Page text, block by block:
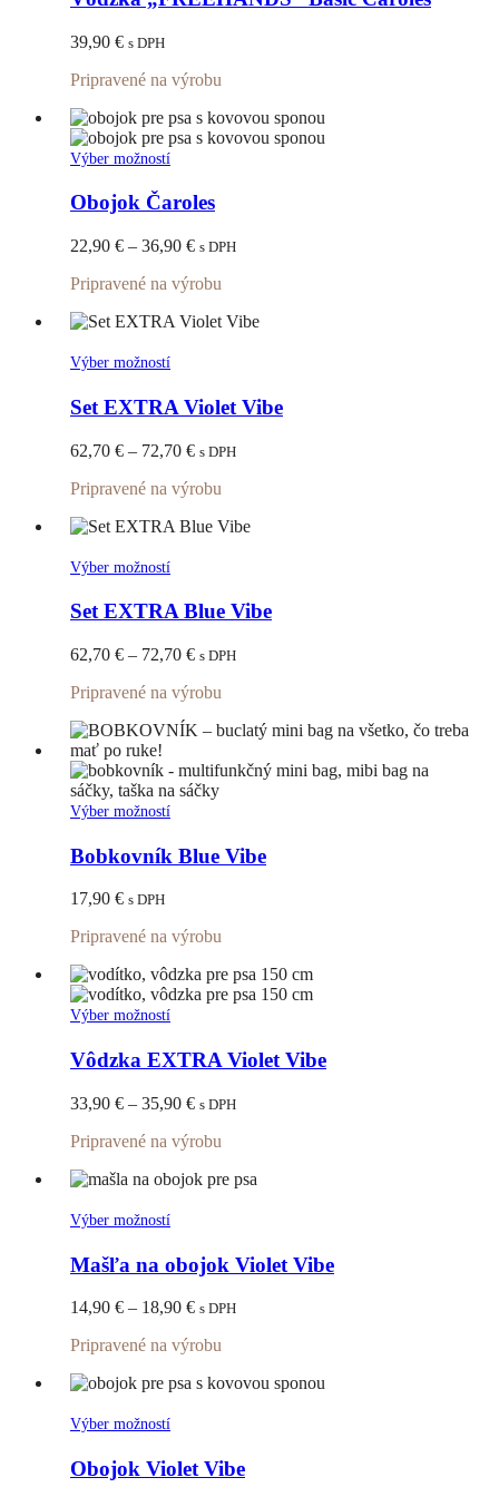
viacero
môžete
vybrať
na
stránke
produktu.
39,90 € s DPH
Pripravené na výrobu
Výber možnostíTento
má
viacero
variantov.
Možnosti
si
môžete
vybrať
stránke
Obojok Čaroles
22,90 € – 36,90 €Price
22,90 €
36,90 €
s DPH
Pripravené na výrobu
Výber možnostíTento
má
viacero
variantov.
Možnosti
môžete
vybrať
stránke
produktu.
Set EXTRA Violet Vibe
62,70 € – 72,70 €Price
62,70 €
72,70 €
s DPH
Pripravené na výrobu
Výber možnostíTento
má
viacero
variantov.
Možnosti
si
môžete
vybrať
stránke
produktu.
Set EXTRA Blue Vibe
62,70 € – 72,70 €Price
62,70 €
72,70 €
s DPH
Pripravené na výrobu
Výber možnostíTento
má
viacero
si
môžete
vybrať
na
stránke
Bobkovník Blue Vibe
17,90 € s DPH
Pripravené na výrobu
Výber možnostíTento
má
viacero
variantov.
Možnosti
môžete
vybrať
na
stránke
produktu.
Vôdzka EXTRA Violet Vibe
33,90 € – 35,90 €Price
33,90 €
35,90 €
s DPH
Pripravené na výrobu
Výber možnostíTento
má
viacero
variantov.
Možnosti
si
môžete
vybrať
na
stránke
Mašľa na obojok Violet Vibe
14,90 € – 18,90 €Price
14,90 €
18,90 €
s DPH
Pripravené na výrobu
Výber možnostíTento
má
viacero
Obojok Violet Vibe